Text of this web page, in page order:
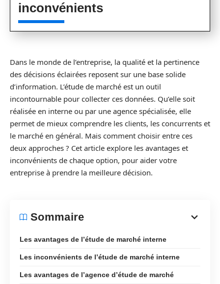
inconvénients
Dans le monde de l’entreprise, la qualité et la pertinence
des décisions éclairées reposent sur une base solide
d’information. L’étude de marché est un outil
incontournable pour collecter ces données. Qu’elle soit
réalisée en interne ou par une agence spécialisée, elle
permet de mieux comprendre les clients, les concurrents et
le marché en général. Mais comment choisir entre ces
deux approches ? Cet article explore les avantages et
inconvénients de chaque option, pour aider votre
entreprise à prendre la meilleure décision.
Sommaire
Les avantages de l’étude de marché interne
Les inconvénients de l’étude de marché interne
Les avantages de l’agence d’étude de marché